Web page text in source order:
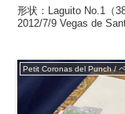
形状：Laguito No.1（
2012/7/9 Vegas de
Petit Coronas del Punch /